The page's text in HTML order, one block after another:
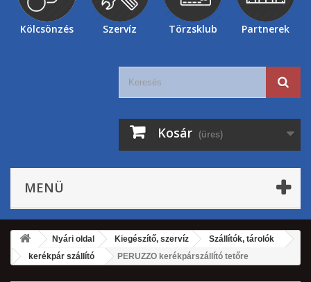
Kölcsönzés Szervíz Törzsklub Partnerek
Kosár (üres)
MENÜ
Nyári oldal Kiegészítő, szervíz
Szállítók, tárolók
kerékpár szállító
PERUZZO kerékpárszállító tetőre